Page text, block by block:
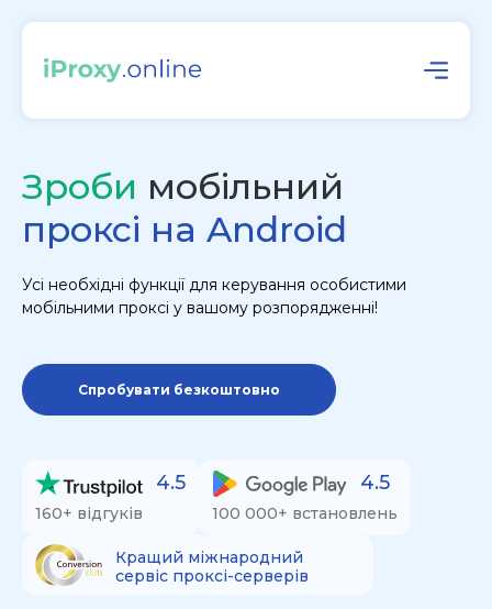
Зроби мобільний
проксі на Android
Усі необхідні функції для керування особистими
мобільними проксі у вашому розпорядженні!
Спробувати безкоштовно
4.5
160+ відгуків
4.5
100 000+ встановлень
Кращий міжнародний
сервіс проксі-серверів